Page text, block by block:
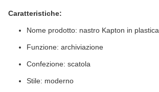
Caratteristiche:
Nome prodotto: nastro Kapton in plastica
Funzione: archiviazione
Confezione: scatola
Stile: moderno